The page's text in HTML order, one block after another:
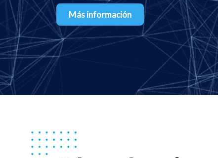
Más información